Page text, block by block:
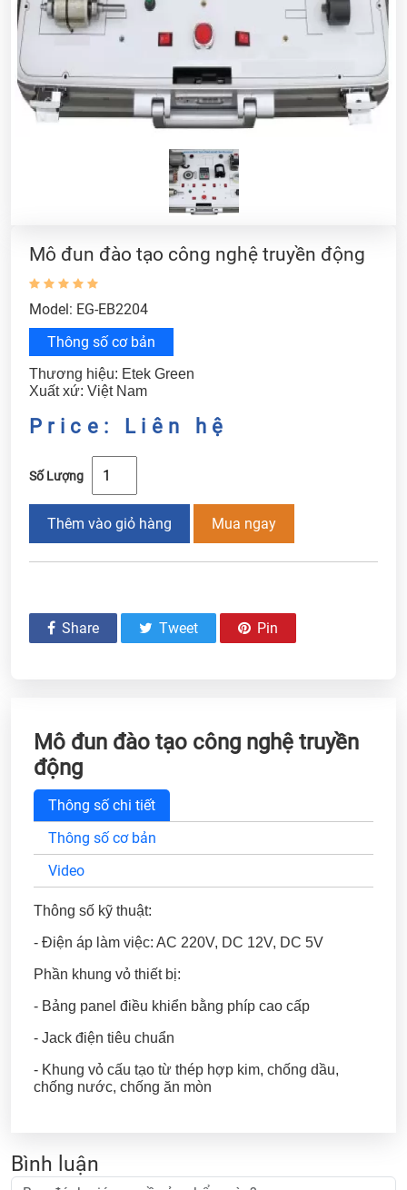
Mô đun đào tạo công nghệ truyền động
Model: EG-EB2204
Thông số cơ bản
Thương hiệu: Etek Green
Xuất xứ: Việt Nam
Price: Liên hệ
Số Lượng
Thêm vào giỏ hàng Mua ngay
Share Tweet Pin
Mô đun đào tạo công nghệ truyền
động
Thông số chi tiết
Thông số cơ bản
Video
Thông số kỹ thuật:
- Điện áp làm việc: AC 220V, DC 12V, DC 5V
Phần khung vỏ thiết bị:
- Bảng panel điều khiển bằng phíp cao cấp
- Jack điện tiêu chuẩn
- Khung vỏ cấu tạo từ thép hợp kim, chống dầu,
chống nước, chống ăn mòn
Bình luận